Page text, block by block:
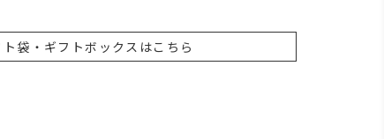
ト袋・ギフトボックスはこちら